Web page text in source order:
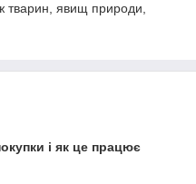
тварин, явищ природи,
і як це працює